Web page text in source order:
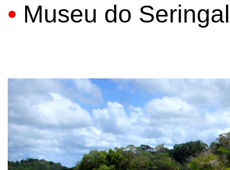
• Museu do Seringal